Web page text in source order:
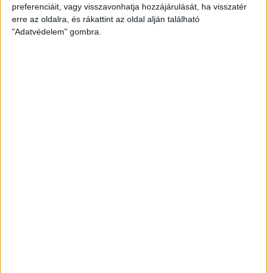
preferenciáit, vagy visszavonhatja hozzájárulását, ha visszatér
erre az oldalra, és rákattint az oldal alján található
"Adatvédelem" gombra.
15. óra